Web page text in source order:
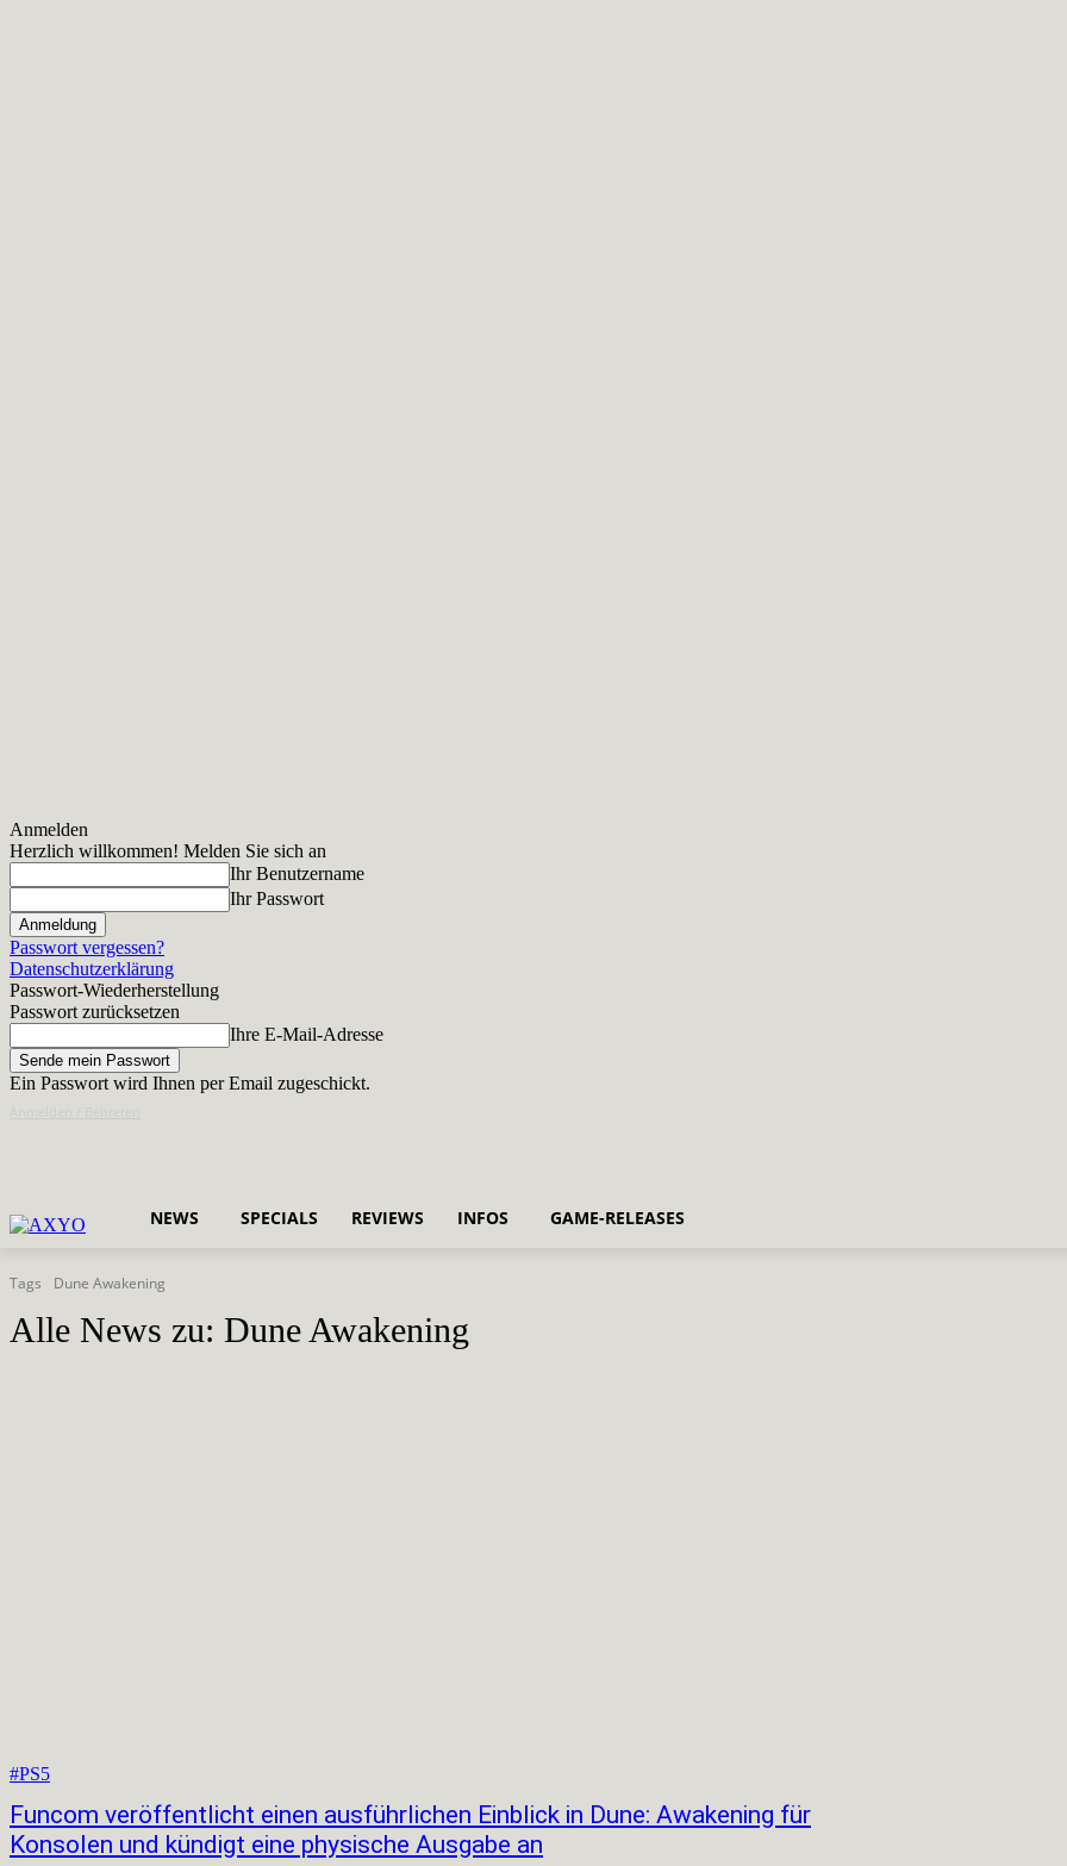
Anmelden
Herzlich willkommen! Melden Sie sich an
Ihr Benutzername
Ihr Passwort
Passwort vergessen?
Datenschutzerklärung
Passwort-Wiederherstellung
Passwort zurücksetzen
Ihre E-Mail-Adresse
Ein Passwort wird Ihnen per Email zugeschickt.
NEWS SPECIALS REVIEWS INFOS GAME-RELEASES
Tags Dune Awakening
Alle News zu: Dune Awakening
#PS5
Funcom veröffentlicht einen ausführlichen Einblick in Dune: Awakening für
Konsolen und kündigt eine physische Ausgabe an